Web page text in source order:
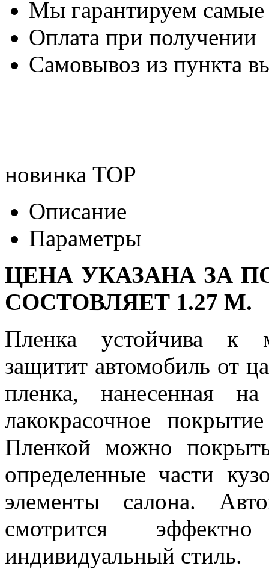
Мы гарантируем
Оплата при получении
Самовывоз из пункта
новинка TOP
Описание
Параметры
ЦЕНА УКАЗАНА ЗА
СОСТОВЛЯЕТ 1.27 М.
Пленка устойчива к
защитит автомобиль от
пленка, нанесенная
лакокрасочное
Пленкой можно
определенные части
элементы салона.
смотрится
индивидуальный стиль.